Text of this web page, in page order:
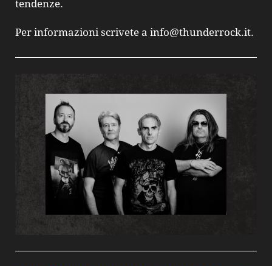
tendenze.
Per informazioni scrivete a info@thunderrock.it.